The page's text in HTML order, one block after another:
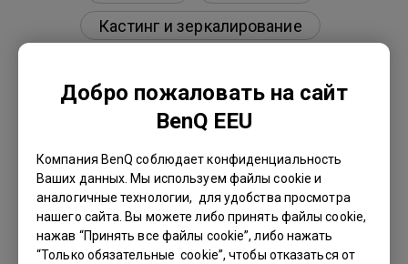
Добро пожаловать на сайт
BenQ EEU
Компания BenQ соблюдает конфиденциальность
Ваших данных. Мы используем файлы cookie и
аналогичные технологии, для удобства просмотра
нашего сайта. Вы можете либо принять файлы cookie,
нажав “Принять все файлы cookie”, либо нажать
“Только обязательные cookie”, чтобы отказаться от
Кастинг и зеркалирование
Есть ли проектор, поддерживающий
просмотр фильмов Blu-ray 3D в пассивных
поляризованных очках, как на моем
телевизоре?